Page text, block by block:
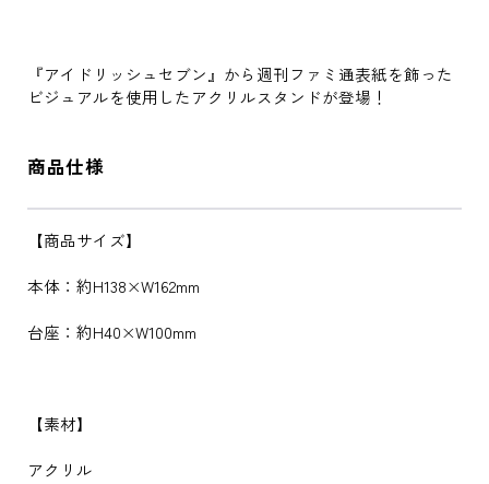
『アイドリッシュセブン』から週刊ファミ通表紙を飾った
ビジュアルを使用したアクリルスタンドが登場！
商品仕様
【商品サイズ】
本体：約H138×W162mm
台座：約H40×W100mm
【素材】
アクリル